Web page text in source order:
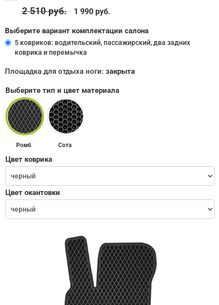
2 510руб. 1 990 руб.
Выберите вариант комплектации салона
5 ковриков: водительский, пассажирский, два задних
коврика и перемычка
Площадка для отдыха ноги: закрыта
Выберите тип и цвет материала
Ромб Сота
Цвет коврика
Цвет окантовки